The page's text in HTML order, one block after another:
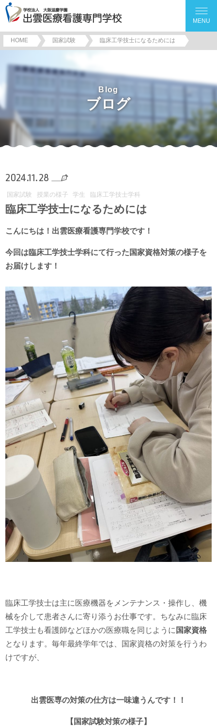
MENU
HOME 国家試験 臨床工学技士になるためには
Blog
ブログ
2024.11.28
国家試験 授業の様子 学生 臨床工学技士学科
臨床工学技士になるためには
こんにちは！出雲医療看護専門学校です！
今回は臨床工学技士学科にて行った国家資格対策の様子を
お届けします！
臨床工学技士は主に医療機器をメンテナンス・操作し、機
械を介して患者さんに寄り添うお仕事です。ちなみに臨床
工学技士も看護師などほかの医療職を同じように 国家資格
となります。毎年最終学年では、国家資格の対策を行うわ
けですが、
出雲医専の対策の仕方は一味違うんです！！
【国家試験対策の様子】